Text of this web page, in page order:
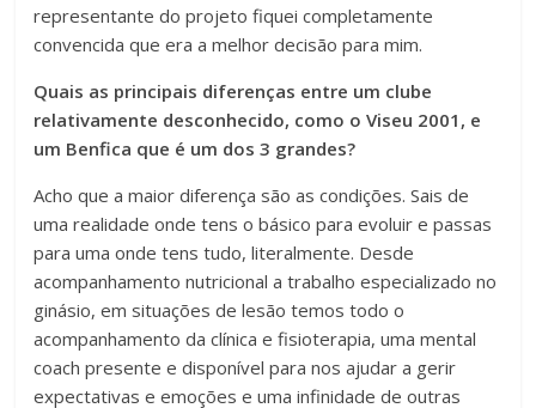
representante do projeto fiquei completamente
convencida que era a melhor decisão para mim.
Quais as principais diferenças entre um clube
relativamente desconhecido, como o Viseu 2001, e
um Benfica que é um dos 3 grandes?
Acho que a maior diferença são as condições. Sais de
uma realidade onde tens o básico para evoluir e passas
para uma onde tens tudo, literalmente. Desde
acompanhamento nutricional a trabalho especializado no
ginásio, em situações de lesão temos todo o
acompanhamento da clínica e fisioterapia, uma mental
coach presente e disponível para nos ajudar a gerir
expectativas e emoções e uma infinidade de outras